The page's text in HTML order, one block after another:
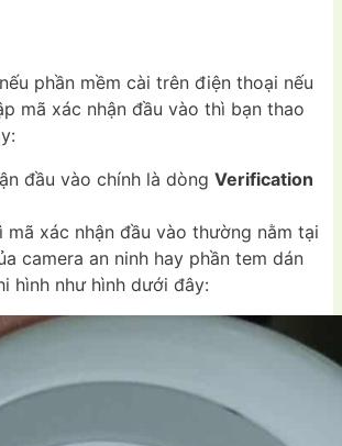
phần mềm cài trên điện thoại nếu
mã xác nhận đầu vào thì bạn thao
đầu vào chính là dòng Verification
mã xác nhận đầu vào thường nằm tại
camera an ninh hay phần tem dán
hình như hình dưới đây: